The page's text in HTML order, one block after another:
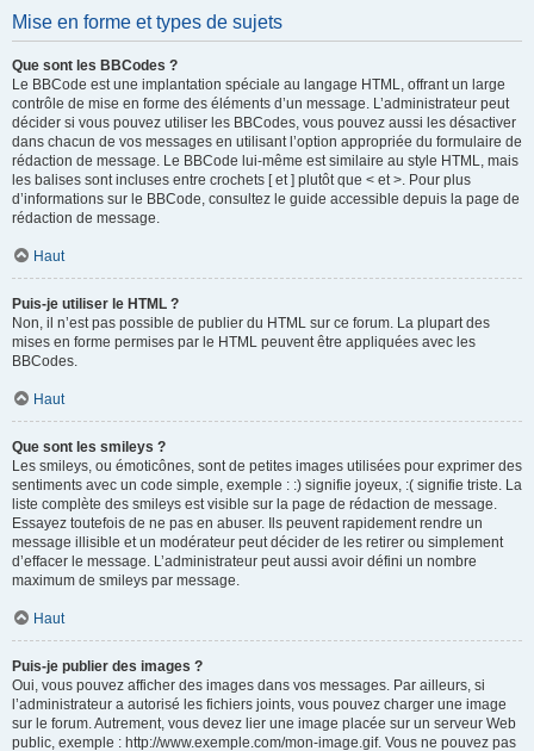
Mise en forme et types de sujets
Que sont les BBCodes ?
Le BBCode est une implantation spéciale au langage HTML, offrant un large
contrôle de mise en forme des éléments d’un message. L’administrateur peut
décider si vous pouvez utiliser les BBCodes, vous pouvez aussi les désactiver
dans chacun de vos messages en utilisant l’option appropriée du formulaire de
rédaction de message. Le BBCode lui-même est similaire au style HTML, mais
les balises sont incluses entre crochets [ et ] plutôt que < et >. Pour plus
d’informations sur le BBCode, consultez le guide accessible depuis la page de
rédaction de message.
Haut
Puis-je utiliser le HTML ?
Non, il n’est pas possible de publier du HTML sur ce forum. La plupart des
mises en forme permises par le HTML peuvent être appliquées avec les
BBCodes.
Haut
Que sont les smileys ?
Les smileys, ou émoticônes, sont de petites images utilisées pour exprimer des
sentiments avec un code simple, exemple : :) signifie joyeux, :( signifie triste. La
liste complète des smileys est visible sur la page de rédaction de message.
Essayez toutefois de ne pas en abuser. Ils peuvent rapidement rendre un
message illisible et un modérateur peut décider de les retirer ou simplement
d’effacer le message. L’administrateur peut aussi avoir défini un nombre
maximum de smileys par message.
Haut
Puis-je publier des images ?
Oui, vous pouvez afficher des images dans vos messages. Par ailleurs, si
l’administrateur a autorisé les fichiers joints, vous pouvez charger une image
sur le forum. Autrement, vous devez lier une image placée sur un serveur Web
public, exemple : http://www.exemple.com/mon-image.gif. Vous ne pouvez pas